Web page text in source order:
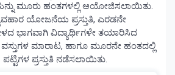
ಮೂರು ಹಂತಗಳಲ್ಲಿ ಆಯೋಜಿಸಲಾಯಿತು.
ಯೋಜನೆಯ ಪ್ರಸ್ತುತಿ, ಎರಡನೇ
ಭಾಗವಾಗಿ ವಿದ್ಯಾರ್ಥಿಗಳೇ ತಯಾರಿಸಿದ
ಮಾರಾಟ, ಹಾಗೂ ಮೂರನೇ ಹಂತದಲ್ಲಿ
ಪ್ರಸ್ತುತಿ ನಡೆಸಲಾಯಿತು.